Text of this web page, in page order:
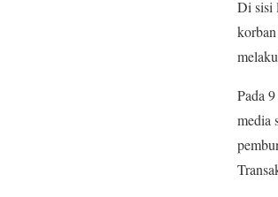
Di sisi
Pada
media